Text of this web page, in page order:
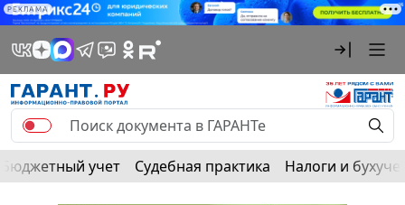
РЕКЛАМА
Бюджетный учет Судебная практика Налоги и